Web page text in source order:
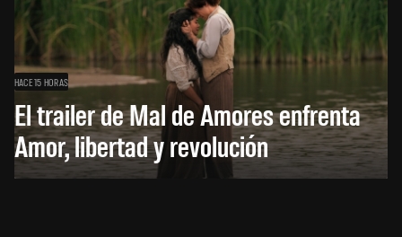
HACE 15 HORAS
El trailer de Mal de Amores enfrenta
Amor, libertad y revolución